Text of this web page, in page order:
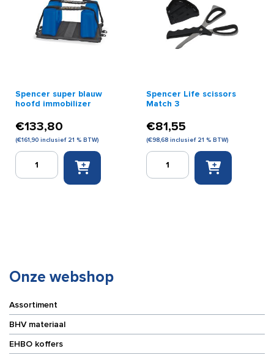
Spencer super blauw
hoofd immobilizer
€133,80
(€161,90 inclusief 21 % BTW)
Spencer
Spencer Life scissors
Match 3
€81,55
(€98,68 inclusief 21 % BTW)
Spencer
Onze webshop
Assortiment
BHV materiaal
EHBO koffers